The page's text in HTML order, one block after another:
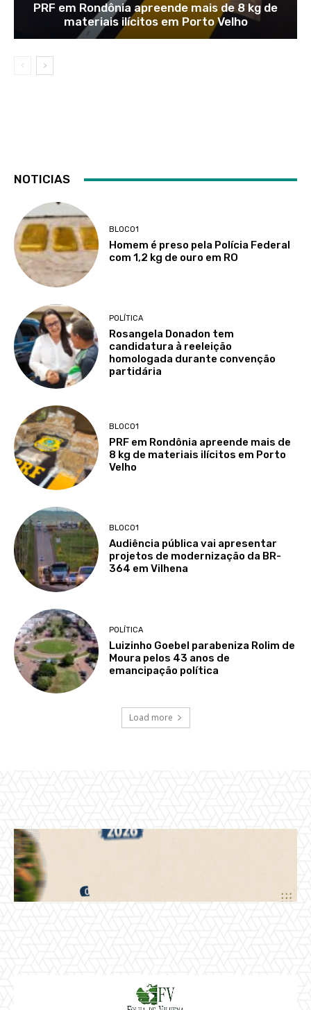
PRF em Rondônia apreende mais de 8 kg de
materiais ilícitos em Porto Velho
NOTICIAS
BLOCO1
Homem é preso pela Polícia Federal
com 1,2 kg de ouro em RO
POLÍTICA
Rosangela Donadon tem
candidatura à reeleição
homologada durante convenção
partidária
BLOCO1
PRF em Rondônia apreende mais de
8 kg de materiais ilícitos em Porto
Velho
BLOCO1
Audiência pública vai apresentar
projetos de modernização da BR-
364 em Vilhena
POLÍTICA
Luizinho Goebel parabeniza Rolim de
Moura pelos 43 anos de
emancipação política
Load more